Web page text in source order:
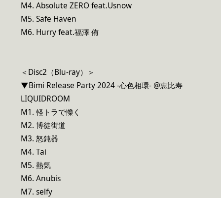
M4. Absolute ZERO feat.Usnow
M5. Safe Haven
M6. Hurry feat.福澤 侑
＜Disc2（Blu-ray）＞
▼Bimi Release Party 2024 -心色相環- @恵比寿
LIQUIDROOM
M1. 軽トラで轢く
M2. 博徒街道
M3. 怒鈍器
M4. Tai
M5. 熱気
M6. Anubis
M7. selfy